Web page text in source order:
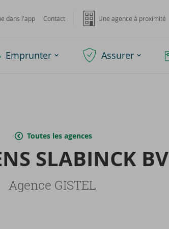
dans l'app Contact Une agence à proximité
Emprunter Assurer
Toutes les agences
SLA­BINCK BV
Agence GISTEL